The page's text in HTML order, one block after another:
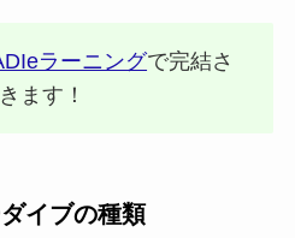
ラーニングで完結さ
ます！
イブの種類